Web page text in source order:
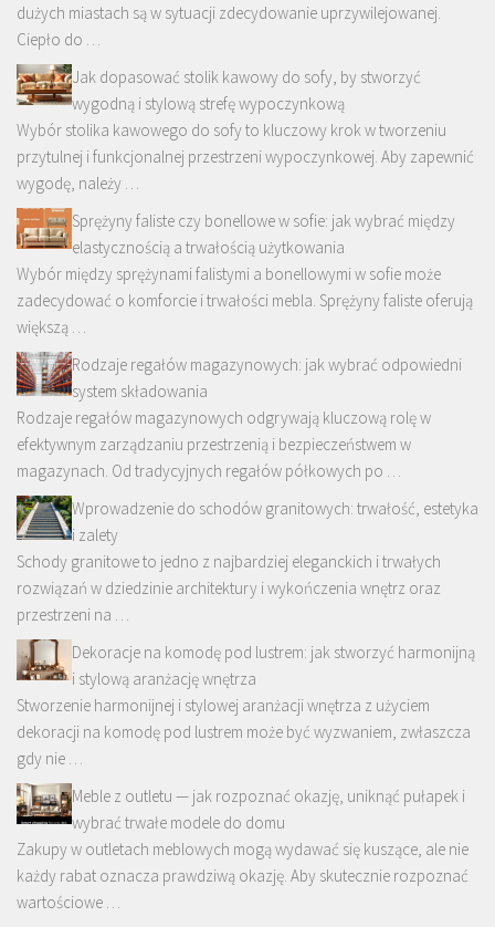
dużych miastach są w sytuacji zdecydowanie uprzywilejowanej.
Ciepło do …
Jak dopasować stolik kawowy do sofy, by stworzyć
wygodną i stylową strefę wypoczynkową
Wybór stolika kawowego do sofy to kluczowy krok w tworzeniu
przytulnej i funkcjonalnej przestrzeni wypoczynkowej. Aby zapewnić
wygodę, należy …
Sprężyny faliste czy bonellowe w sofie: jak wybrać między
elastycznością a trwałością użytkowania
Wybór między sprężynami falistymi a bonellowymi w sofie może
zadecydować o komforcie i trwałości mebla. Sprężyny faliste oferują
większą …
Rodzaje regałów magazynowych: jak wybrać odpowiedni
system składowania
Rodzaje regałów magazynowych odgrywają kluczową rolę w
efektywnym zarządzaniu przestrzenią i bezpieczeństwem w
magazynach. Od tradycyjnych regałów półkowych po …
Wprowadzenie do schodów granitowych: trwałość, estetyka
i zalety
Schody granitowe to jedno z najbardziej eleganckich i trwałych
rozwiązań w dziedzinie architektury i wykończenia wnętrz oraz
przestrzeni na …
Dekoracje na komodę pod lustrem: jak stworzyć harmonijną
i stylową aranżację wnętrza
Stworzenie harmonijnej i stylowej aranżacji wnętrza z użyciem
dekoracji na komodę pod lustrem może być wyzwaniem, zwłaszcza
gdy nie …
Meble z outletu — jak rozpoznać okazję, uniknąć pułapek i
wybrać trwałe modele do domu
Zakupy w outletach meblowych mogą wydawać się kuszące, ale nie
każdy rabat oznacza prawdziwą okazję. Aby skutecznie rozpoznać
wartościowe …